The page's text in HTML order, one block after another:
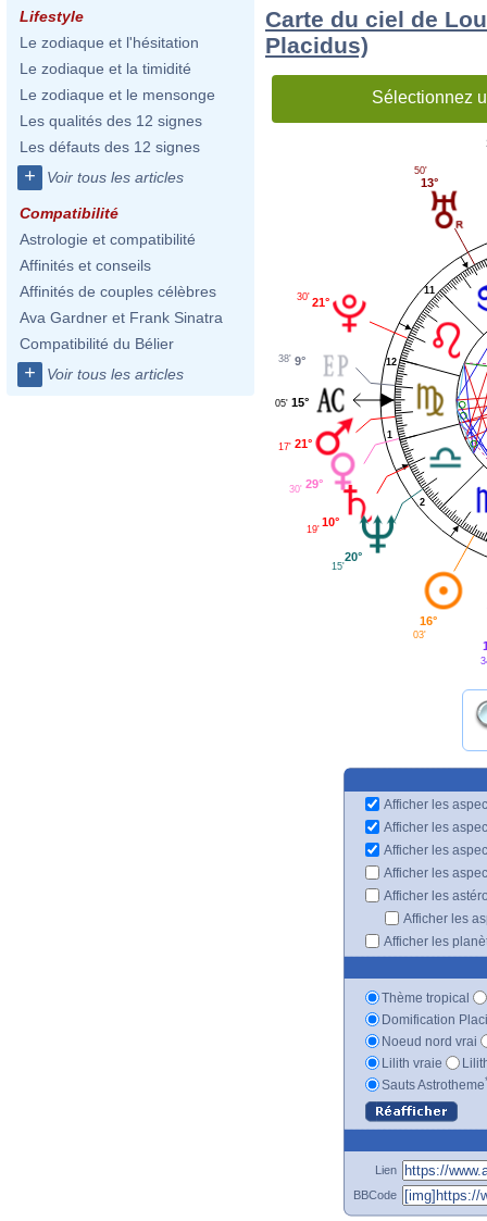
Lifestyle
Le zodiaque et l'hésitation
Le zodiaque et la timidité
Le zodiaque et le mensonge
Les qualités des 12 signes
Les défauts des 12 signes
+ Voir tous les articles
Compatibilité
Astrologie et compatibilité
Affinités et conseils
Affinités de couples célèbres
Ava Gardner et Frank Sinatra
Compatibilité du Bélier
+ Voir tous les articles
Carte du ciel de
Placidus)
Sélectionnez
1
2
11
12
13°
50'
21°
30'
9°
38'
15°
05'
21°
17'
29°
30'
10°
19'
20°
15'
16°
03'
Afficher les
Afficher les
Afficher les
Afficher les
Afficher les
Afficher les
Afficher les
Thème tropical
Domification
Noeud nord vrai
Lilith vraie
Sauts Astrotheme
Lien
BBCode